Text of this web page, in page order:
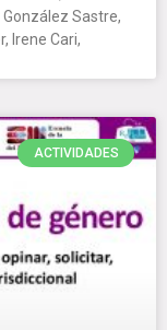
Sastre,
Irene Cari,
ACTIVIDADES